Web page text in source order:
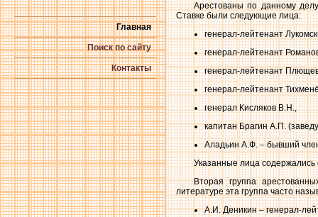
Главная
Поиск по сайту
Контакты
Арестованы по данному
Ставке были следующие лица:
генерал-лейтенант
генерал-лейтенант
генерал-лейтенант
генерал-лейтенант
генерал Кисляков В.Н.,
капитан Брагин А.П.
Аладьин А.Ф. – бывший
Указанные лица содержались
Вторая группа
литературе эта группа часто
А.И. Деникин – генерал-